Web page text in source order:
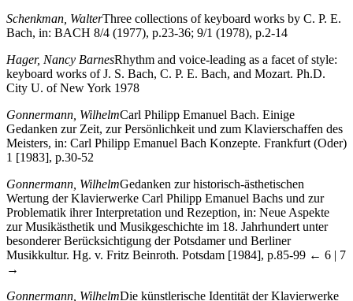
Schenkman, WalterThree collections of keyboard works by C. P. E.
Bach, in: BACH 8/4 (1977), p.23-36; 9/1 (1978), p.2-14
Hager, Nancy BarnesRhythm and voice-leading as a facet of style:
keyboard works of J. S. Bach, C. P. E. Bach, and Mozart. Ph.D.
City U. of New York 1978
Gonnermann, WilhelmCarl Philipp Emanuel Bach. Einige
Gedanken zur Zeit, zur Persönlichkeit und zum Klavierschaffen des
Meisters, in: Carl Philipp Emanuel Bach Konzepte. Frankfurt (Oder)
1 [1983], p.30-52
Gonnermann, WilhelmGedanken zur historisch-ästhetischen
Wertung der Klavierwerke Carl Philipp Emanuel Bachs und zur
Problematik ihrer Interpretation und Rezeption, in: Neue Aspekte
zur Musikästhetik und Musikgeschichte im 18. Jahrhundert unter
besonderer Berücksichtigung der Potsdamer und Berliner
Musikkultur. Hg. v. Fritz Beinroth. Potsdam [1984], p.85-99 ← 6 | 7
→
Gonnermann, WilhelmDie künstlerische Identität der Klavierwerke